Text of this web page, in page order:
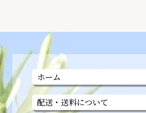
ホーム
配送・送料について